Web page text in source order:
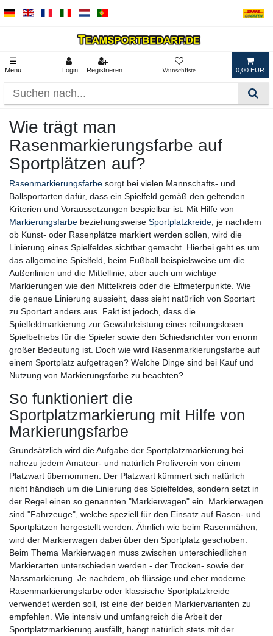
☰
Menü Login Registrieren 0,00 EUR
Wie trägt man
Rasenmarkierungsfarbe auf
Sportplätzen auf?
Rasenmarkierungsfarbe sorgt bei vielen Mannschafts- und
Ballsportarten dafür, dass ein Spielfeld gemäß den geltenden
Kriterien und Voraussetzungen bespielbar ist. Mit Hilfe von
Markierungsfarbe beziehungsweise Sportplatzkreide , je nachdem
ob Kunst- oder Rasenplätze markiert werden sollen, wird die
Linierung eines Spielfeldes sichtbar gemacht. Hierbei geht es um
das allgemeine Spielfeld, beim Fußball beispielsweise um die
Außenlinien und die Mittellinie, aber auch um wichtige
Markierungen wie den Mittelkreis oder die Elfmeterpunkte. Wie
die genaue Linierung aussieht, dass sieht natürlich von Sportart
zu Sportart anders aus. Fakt ist jedoch, dass die
Spielfeldmarkierung zur Gewährleistung eines reibungslosen
Spielbetriebs für die Spieler sowie den Schiedsrichter von enorm
großer Bedeutung ist. Doch wie wird Rasenmarkierungsfarbe auf
einem Sportplatz aufgetragen? Welche Dinge sind bei Kauf und
Nutzung von Markierungsfarbe zu beachten?
So funktioniert die
Sportplatzmarkierung mit Hilfe von
Markierungsfarbe
Grundsätzlich wird die Aufgabe der Sportplatzmarkierung bei
nahezu jedem Amateur- und natürlich Profiverein von einem
Platzwart übernommen. Der Platzwart kümmert sich natürlich
nicht händisch um die Linierung des Spielfeldes, sondern setzt in
der Regel einen so genannten "Markierwagen" ein. Markierwagen
sind "Fahrzeuge", welche speziell für den Einsatz auf Rasen- und
Sportplätzen hergestellt werden. Ähnlich wie beim Rasenmähen,
wird der Markierwagen dabei über den Sportplatz geschoben.
Beim Thema Markierwagen muss zwischen unterschiedlichen
Markierarten unterschieden werden - der Trocken- sowie der
Nassmarkierung. Je nachdem, ob flüssige und eher moderne
Rasenmarkierungsfarbe oder klassische Sportplatzkreide
verwendet werden soll, ist eine der beiden Markiervarianten zu
empfehlen. Wie intensiv und umfangreich die Arbeit der
Sportplatzmarkierung ausfällt, hängt natürlich stets mit der